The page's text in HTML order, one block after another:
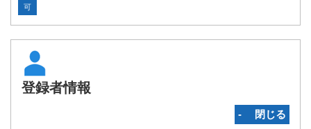
可
登録者情報
‐ 閉じる